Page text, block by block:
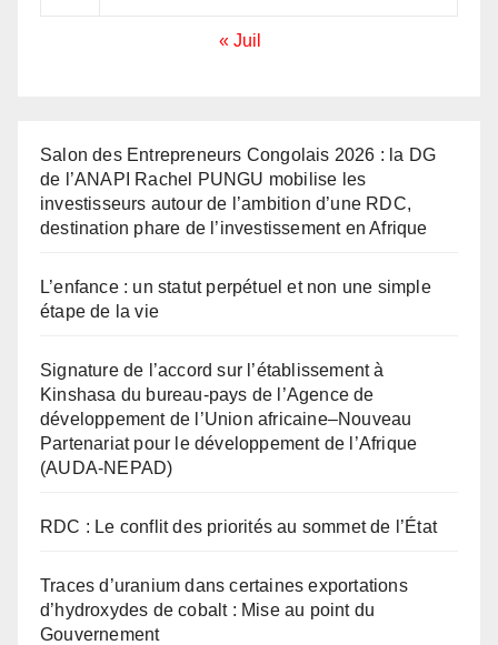
« Juil
Salon des Entrepreneurs Congolais 2026 : la DG
de l’ANAPI Rachel PUNGU mobilise les
investisseurs autour de l’ambition d’une RDC,
destination phare de l’investissement en Afrique
L’enfance : un statut perpétuel et non une simple
étape de la vie
Signature de l’accord sur l’établissement à
Kinshasa du bureau-pays de l’Agence de
développement de l’Union africaine–Nouveau
Partenariat pour le développement de l’Afrique
(AUDA-NEPAD)
RDC : Le conflit des priorités au sommet de l’État
Traces d’uranium dans certaines exportations
d’hydroxydes de cobalt : Mise au point du
Gouvernement